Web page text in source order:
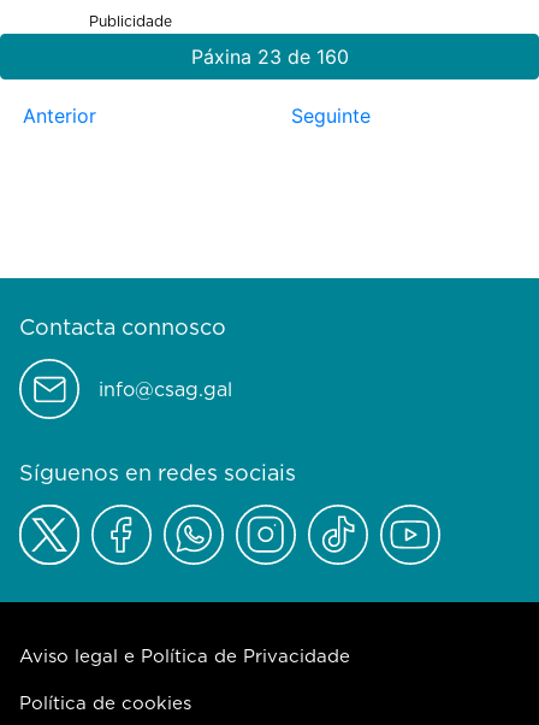
Publicidade
Páxina 23 de 160
Anterior Seguinte
Contacta connosco
info@csag.gal
Síguenos en redes sociais
Aviso legal e Política de Privacidade
Política de cookies